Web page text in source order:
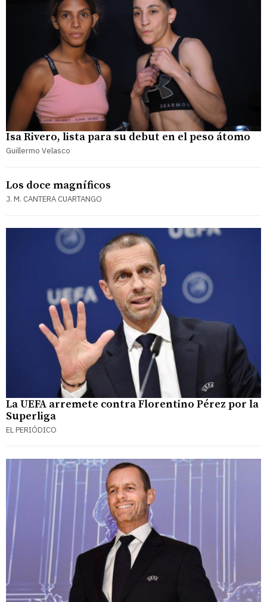
Isa Rivero, lista para su debut en el peso átomo
Guillermo Velasco
Los doce magníficos
J. M. CANTERA CUARTANGO
La UEFA arremete contra Florentino Pérez por la
Superliga
EL PERIÓDICO